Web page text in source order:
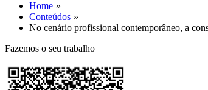
Home
Conteúdos
No cenário profissional contemporâneo, a
Fazemos o seu trabalho